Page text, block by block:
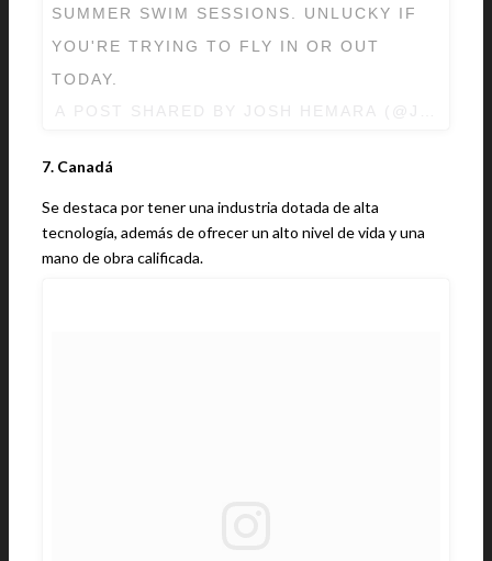
SUMMER SWIM SESSIONS. UNLUCKY IF
YOU'RE TRYING TO FLY IN OR OUT
TODAY.
7. Canadá
Se destaca por tener una industria dotada de alta
tecnología, además de ofrecer un alto nivel de vida y una
mano de obra calificada.